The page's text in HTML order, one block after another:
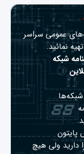
عمومی سراسر
نمائید.
شبکه
پایتون
دارید ولی هیچ